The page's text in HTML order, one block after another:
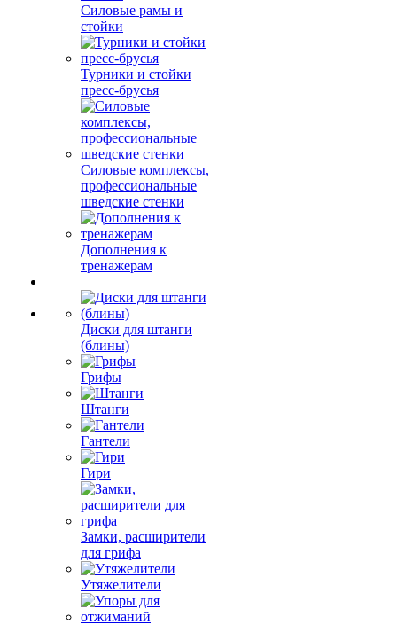
Силовые рамы и
стойки
Турники и стойки
пресс-брусья
Силовые комплексы,
профессиональные
шведские стенки
Дополнения к
тренажерам
Диски для штанги
(блины)
Грифы
Штанги
Гантели
Гири
Замки, расширители
для грифа
Утяжелители